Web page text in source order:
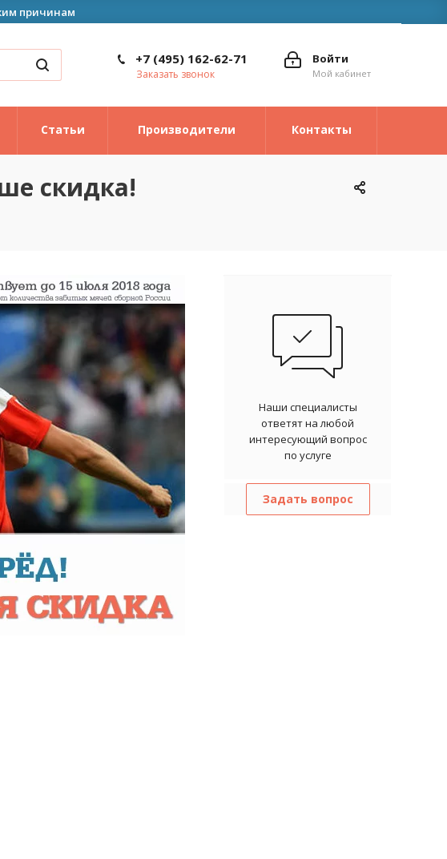
причинам
Войти
Мой кабинет
+7 (495) 162-62-71
Заказать звонок
Статьи Производители Контакты
скидка!
Наши специалисты
ответят на любой
интересующий вопрос
по услуге
Задать вопрос